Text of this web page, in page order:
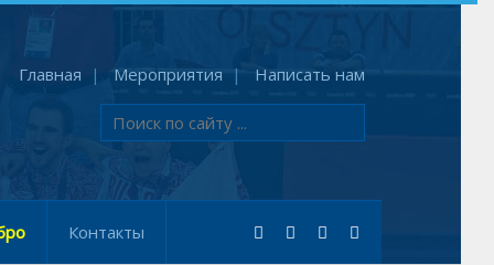
Главная Мероприятия Написать нам
Контакты